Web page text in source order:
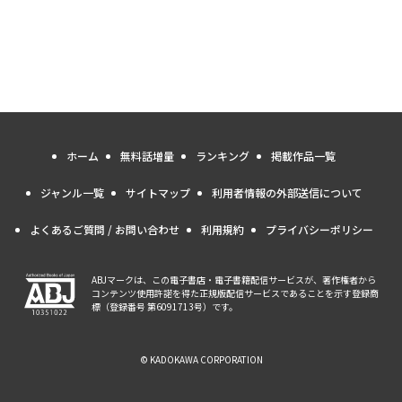
ホーム 無料話増量 ランキング 掲載作品一覧
ジャンル一覧 サイトマップ 利用者情報の外部送信について
よくあるご質問 / お問い合わせ 利用規約 プライバシーポリシー
ABJマークは、この電子書店・電子書籍配信サービスが、著作権者から
コンテンツ使用許諾を得た正規版配信サービスであることを示す登録商
標（登録番号 第6091713号）です。
© KADOKAWA CORPORATION